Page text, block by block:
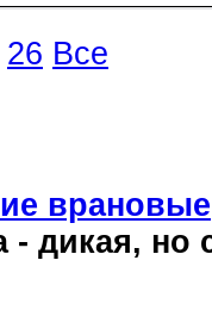
26 Все
врановые
- дикая, но